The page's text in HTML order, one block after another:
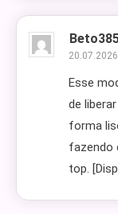
Esse
de
forma
fazendo
top.